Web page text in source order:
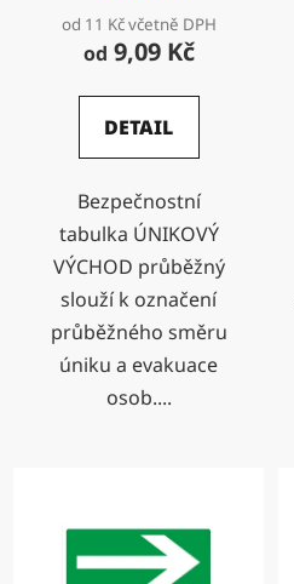
od 11 Kč včetně DPH
od 9,09 Kč
DETAIL
Bezpečnostní
tabulka ÚNIKOVÝ
VÝCHOD průběžný
slouží k označení
průběžného směru
úniku a evakuace
osob....